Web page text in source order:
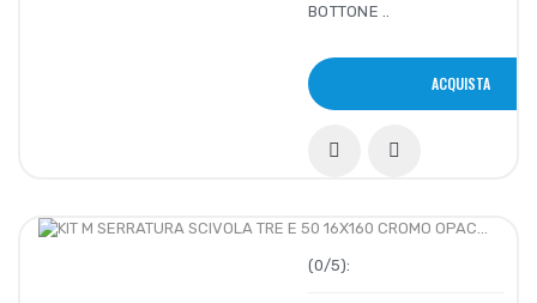
BOTTONE ..
ACQUISTA
(0/5):